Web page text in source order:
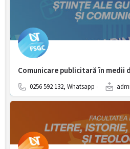
Comunicare publicitară în medii
0256 592 132, Whatsapp -